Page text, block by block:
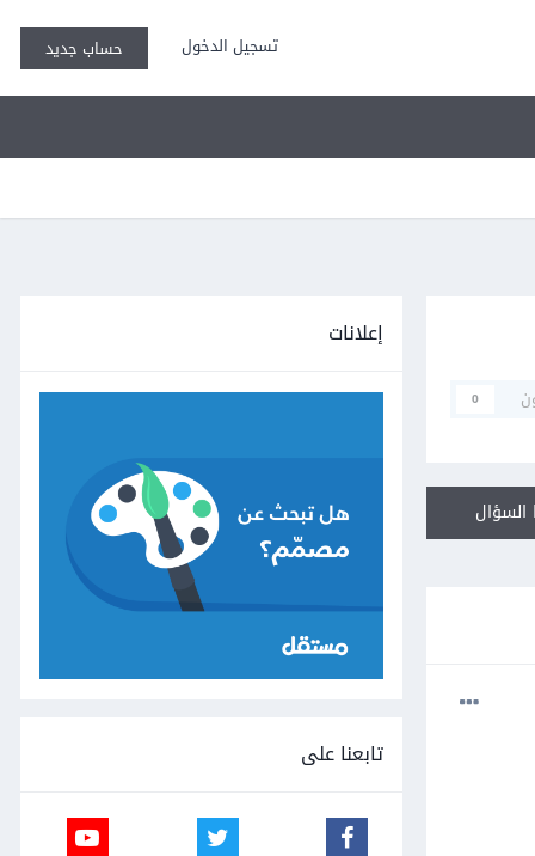
تسجيل الدخول حساب جديد
0
إعلانات
تابعنا على